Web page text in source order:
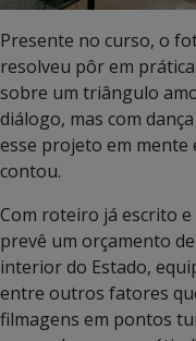
Presente no curso, o
resolveu pôr em
sobre um triângulo
diálogo, mas com
esse projeto em mente
contou.
Com roteiro já escrito
prevê um orçamento
interior do Estado,
entre outros fatores
filmagens em pontos